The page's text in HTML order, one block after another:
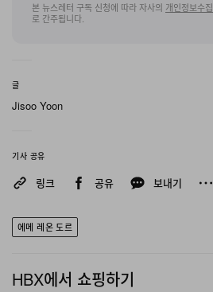
본 뉴스레터 구독 신청에 따라 자사의 개인정보수집
로 간주됩니다.
글
Jisoo Yoon
기사 공유
링크 공유 보내기
에메 레온 도르
HBX에서 쇼핑하기